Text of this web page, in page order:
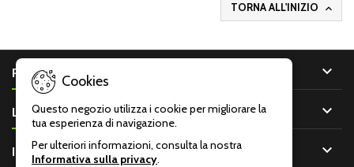
TORNA ALL'INIZIO 
PRODOTTI 
LA NOSTRA AZIENDA 
IL TUO ACCOUNT 
Cookies
Questo negozio utilizza i cookie per migliorare la
tua esperienza di navigazione.
Per ulteriori informazioni, consulta la nostra
Informativa sulla privacy.